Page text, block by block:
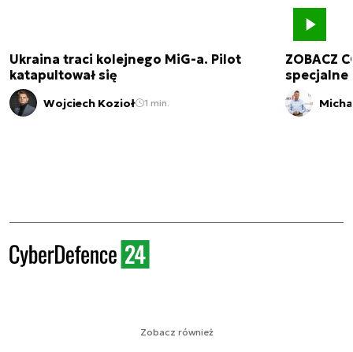
Ukraina traci kolejnego MiG-a. Pilot
katapultował się
Wojciech Kozioł 1 min.
ZOBACZ
specjalne
Zobacz również